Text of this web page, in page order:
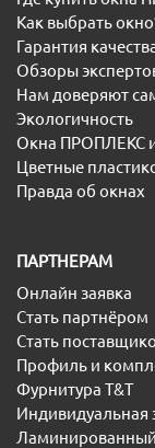
Как выбрать
Гарантия
Обзоры
Нам доверяют
Экологичность
Окна ПРОПЛЕКС
Цветные
Правда об окнах
ПАРТНЕРАМ
Онлайн заявка
Стать партнёром
Стать
Профиль и
Фурнитура T&T
Индивидуальная